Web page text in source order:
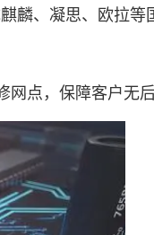
麟、凝思、欧拉等
点，保障客户无后